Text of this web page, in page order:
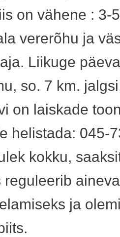
on vähene : 3-
vererõhu ja
Liikuge
so. 7 km.
on laiskade
helistada: 045-
kokku,
reguleerib
ja